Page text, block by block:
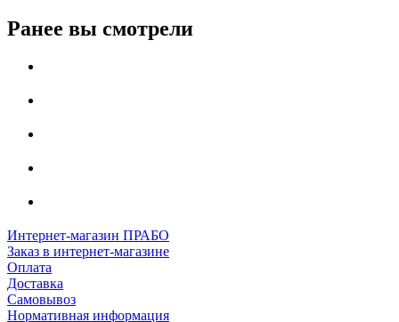
Ранее вы смотрели
Интернет-магазин ПРАБО
Заказ в интернет-магазине
Оплата
Доставка
Самовывоз
Нормативная информация